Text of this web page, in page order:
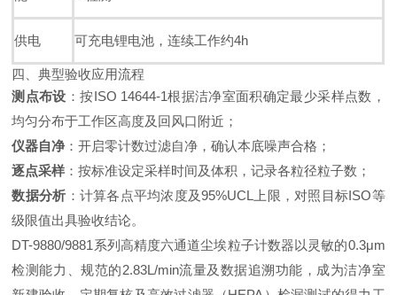
供电 可充电锂电池，连续工作约4h
四、典型验收应用流程
测点布设 ：按ISO 14644-1根据洁净室面积确定最少采样点数，
均匀分布于工作区高度及回风口附近；
仪器自净 ：开启零计数过滤自净，确认本底噪声合格；
逐点采样 ：按标准设定采样时间及体积，记录各粒径粒子数；
数据分析 ：计算各点平均浓度及95%UCL上限，对照目标ISO等
级限值出具验收结论。
DT-9880/9881系列高精度六通道尘埃粒子计数器以灵敏的0.3μm
检测能力、规范的2.83L/min流量及数据追溯功能，成为洁净室